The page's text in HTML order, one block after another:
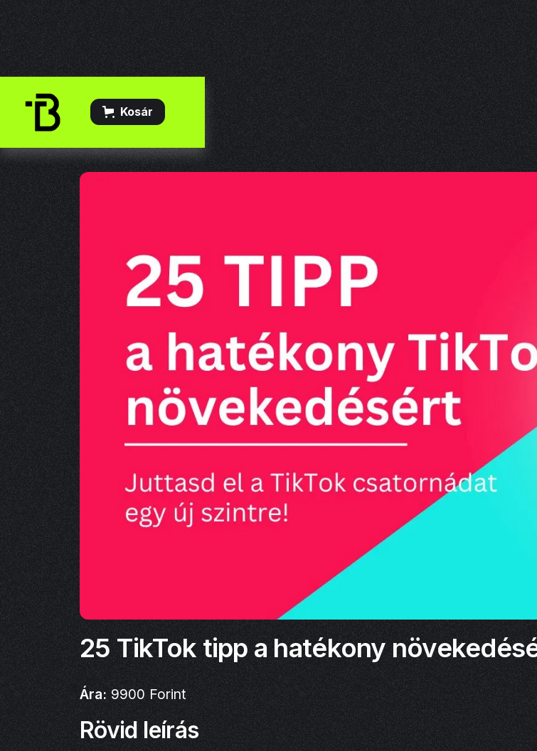
Kosár
25 TikTok tipp a hatékony
Ára: 9900 Forint
Rövid leírás